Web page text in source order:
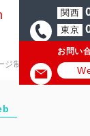
関西
東京
お問い
ジ制作会社のJPC